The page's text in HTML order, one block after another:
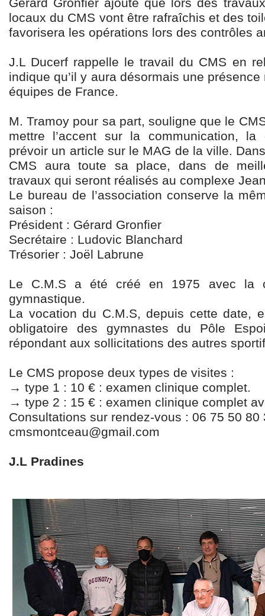
Gérard Gronfier ajoute que lors des
locaux du CMS vont être rafraîchis et des
favorisera les opérations lors des contrôles
J.L Ducerf rappelle le travail du CMS en
indique qu’il y aura désormais une
équipes de France.
M. Tramoy pour sa part, souligne que le
mettre l’accent sur la communication, la
prévoir un article sur le MAG de la ville.
CMS aura toute sa place, dans de
travaux qui seront réalisés au complexe
Le bureau de l’association conserve la
saison :
Président : Gérard Gronfier
Secrétaire : Ludovic Blanchard
Trésorier : Joël Labrune
Le C.M.S a été créé en 1975 avec la
gymnastique.
La vocation du C.M.S, depuis cette date,
obligatoire des gymnastes du Pôle
répondant aux sollicitations des autres
Le CMS propose deux types de visites :
→ type 1 : 10 € : examen clinique complet.
→ type 2 : 15 € : examen clinique complet
Consultations sur rendez-vous : 06 75 50 80
cmsmontceau@gmail.com
J.L Pradines